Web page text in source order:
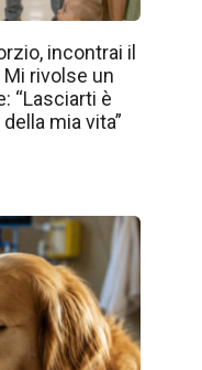
incontrai il
rivolse un
“Lasciarti è
mia vita”